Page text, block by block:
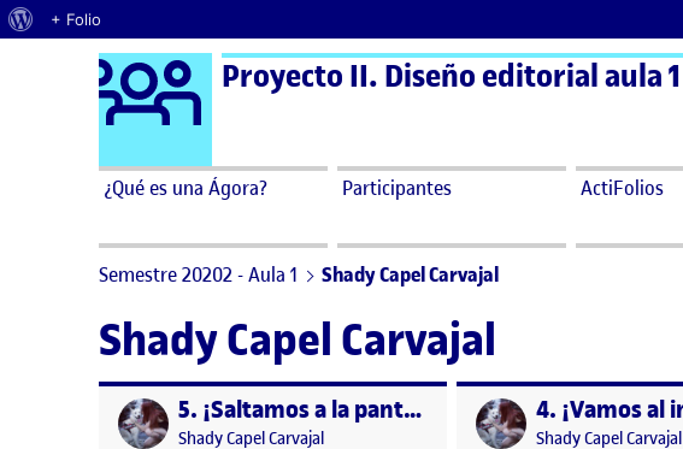
Acerca de WordPress
+ Folio
Saltar al contenido Logo Ágora
Proyecto II. Diseño editorial aula 1
¿Qué es una Ágora? Participantes ActiFolios
Semestre 20202 - Aula 1 Shady Capel Carvajal
Shady Capel Carvajal
Publicado por 5. ¡Saltamos a la pantalla!
Publicado por
Shady Capel Carvajal
Publicado por
Publicado por
Shady Capel Carvajal